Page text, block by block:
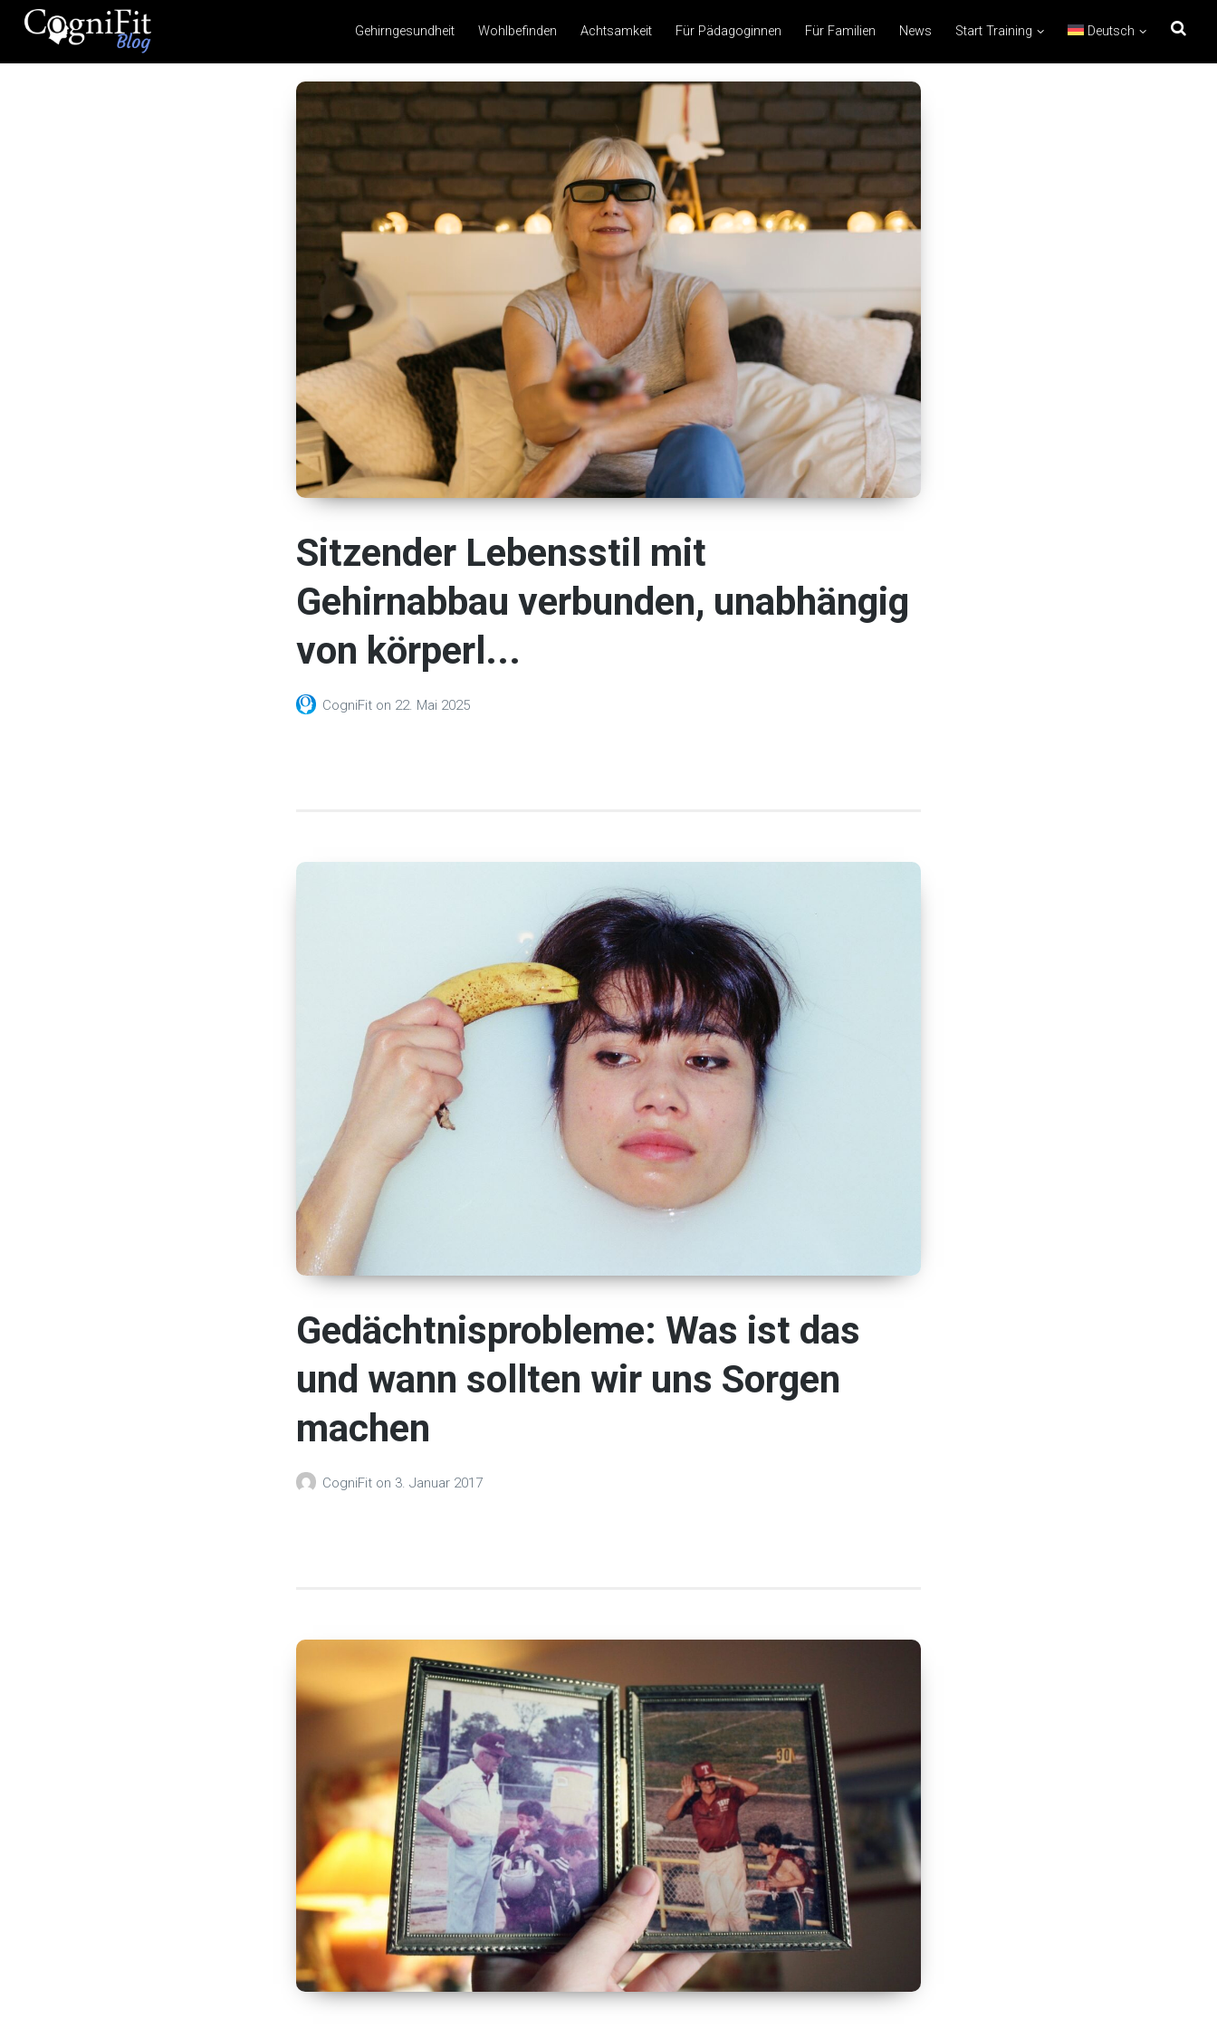
CogniFit
Gehirngesundheit Wohlbefinden Achtsamkeit Für Pädagoginnen Für Familien News Start Training Deutsch
Sitzender Lebensstil mit
Gehirnabbau verbunden, unabhängig
von körperl...
CogniFit on 22. Mai 2025
Gedächtnisprobleme: Was ist das
und wann sollten wir uns Sorgen
machen
CogniFit on 3. Januar 2017